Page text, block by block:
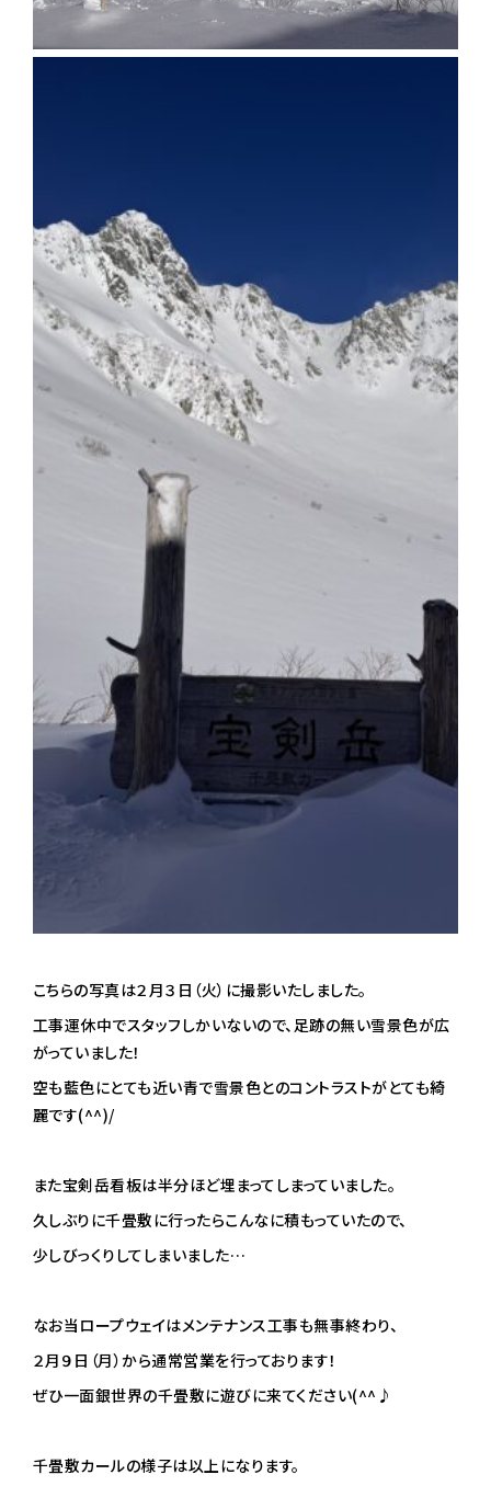
こちらの写真は２月３日（火）に撮影いたしました。
工事運休中でスタッフしかいないので、足跡の無い雪景色が広
がっていました！
空も藍色にとても近い青で雪景色とのコントラストがとても綺
麗です(^^)/
また宝剣岳看板は半分ほど埋まってしまっていました。
久しぶりに千畳敷に行ったらこんなに積もっていたので、
少しびっくりしてしまいました…
なお当ロープウェイはメンテナンス工事も無事終わり、
２月９日（月）から通常営業を行っております！
ぜひ一面銀世界の千畳敷に遊びに来てください(^^♪
千畳敷カールの様子は以上になります。